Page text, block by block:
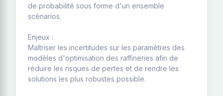
de probabilité sous forme d'un ensemble
scénarios.
Enjeux :
Maîtriser les incertitudes sur les paramètres des
modèles d'optimisation des raffineries afin de
réduire les risques de pertes et de rendre les
solutions les plus robustes possible.